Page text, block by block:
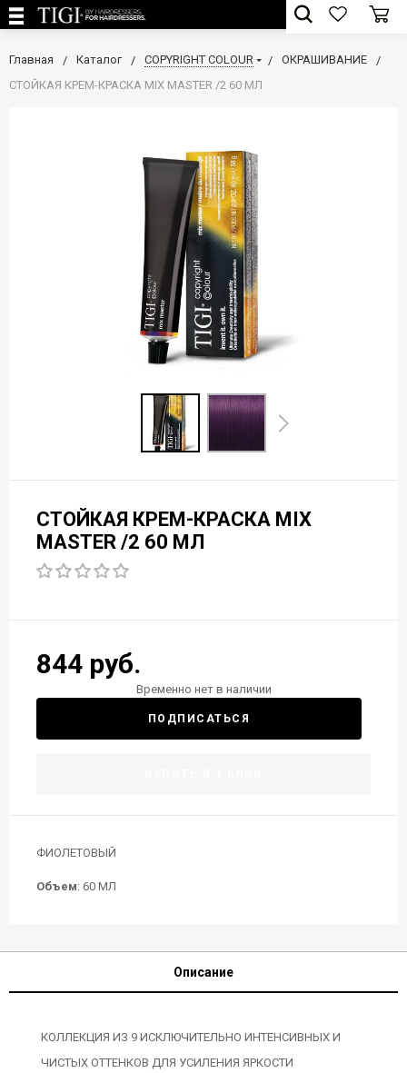
Главная Каталог COPYRIGHT COLOUR
ОКРАШИВАНИЕ
СТОЙКАЯ КРЕМ-КРАСКА MIX MASTER /2 60 МЛ
СТОЙКАЯ КРЕМ-КРАСКА MIX
MASTER /2 60 МЛ
844 руб.
Временно нет в наличии
ПОДПИСАТЬСЯ
ФИОЛЕТОВЫЙ
Объем: 60 МЛ
Описание
КОЛЛЕКЦИЯ ИЗ 9 ИСКЛЮЧИТЕЛЬНО ИНТЕНСИВНЫХ И
ЧИСТЫХ ОТТЕНКОВ ДЛЯ УСИЛЕНИЯ ЯРКОСТИ